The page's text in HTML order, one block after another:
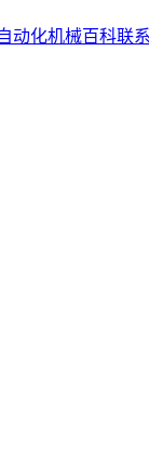
动化机械百科联